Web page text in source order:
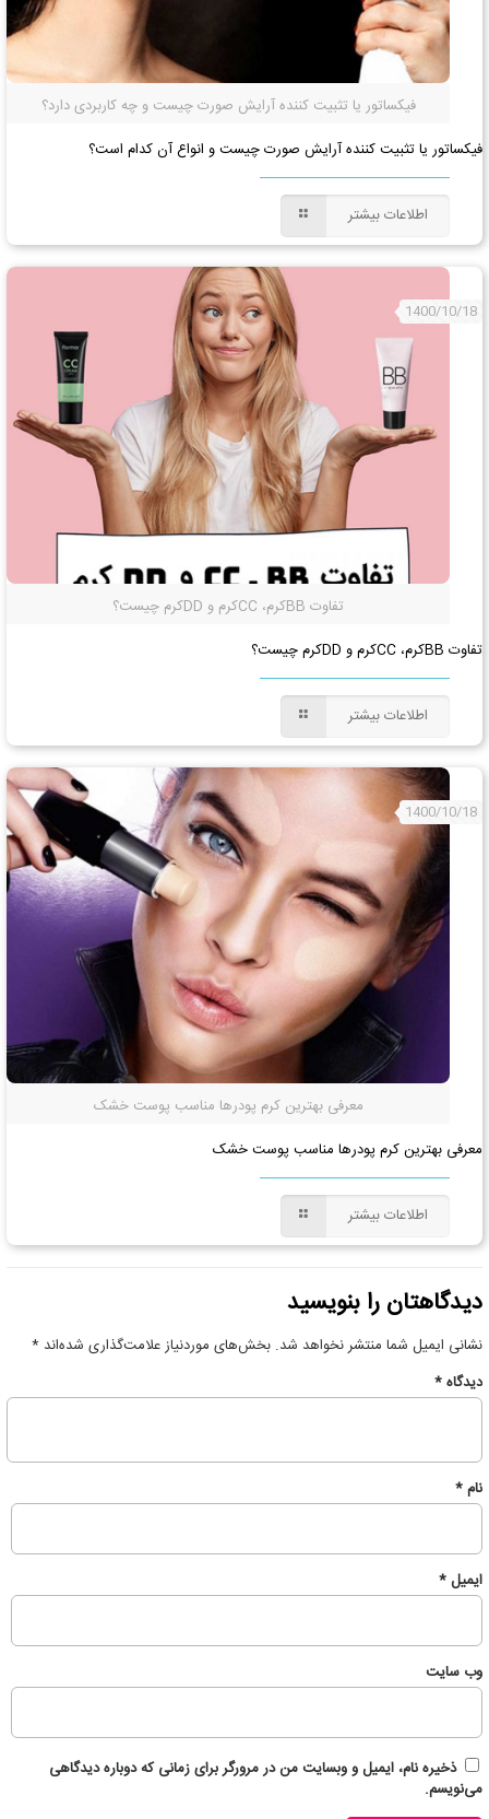
فیکساتور یا تثبیت کننده آرایش صورت چیست و چه کاربردی دارد؟
فیکساتور یا تثبیت کننده آرایش صورت چیست و انواع آن کدام است؟
اطلاعات بیشتر
تفاوت BBکرم، CCکرم و DDکرم چیست؟
1400/10/18
تفاوت BBکرم، CCکرم و DDکرم چیست؟
اطلاعات بیشتر
معرفی بهترین کرم پودرها مناسب پوست خشک
1400/10/18
معرفی بهترین کرم پودرها مناسب پوست خشک
اطلاعات بیشتر
دیدگاهتان را بنویسید
نشانی ایمیل شما منتشر نخواهد شد. بخش‌های موردنیاز علامت‌گذاری شده‌اند *
دیدگاه*
نام*
ایمیل*
وب‌ سایت
ذخیره نام، ایمیل و وبسایت من در مرورگر برای زمانی که دوباره دیدگاهی
می‌نویسم.